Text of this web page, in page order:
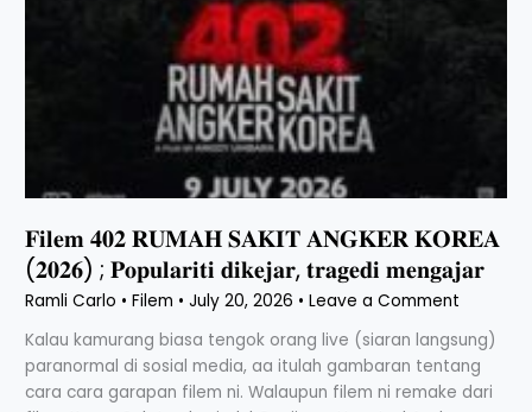
𝐅𝐢𝐥𝐞𝐦 𝟒𝟎𝟐 𝐑𝐔𝐌𝐀𝐇 𝐒𝐀𝐊𝐈𝐓 𝐀𝐍𝐆𝐊𝐄𝐑 𝐊𝐎𝐑𝐄𝐀
(𝟐𝟎𝟐𝟔) ; 𝐏𝐨𝐩𝐮𝐥𝐚𝐫𝐢𝐭𝐢 𝐝𝐢𝐤𝐞𝐣𝐚𝐫, 𝐭𝐫𝐚𝐠𝐞𝐝𝐢 𝐦𝐞𝐧𝐠𝐚𝐣𝐚𝐫
Ramli Carlo •Filem •July 20, 2026 •Leave a Comment
Kalau kamurang biasa tengok orang live (siaran langsung)
paranormal di sosial media, aa itulah gambaran tentang
cara cara garapan filem ni. Walaupun filem ni remake dari